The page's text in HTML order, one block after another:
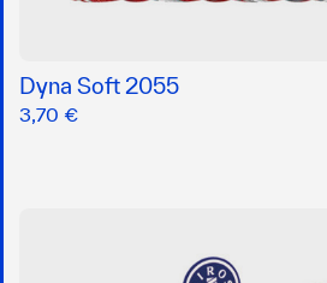
Dyna Soft 2055
3,70 €